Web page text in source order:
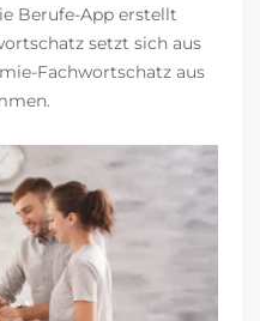
Berufe-App erstellt
setzt sich aus
Fachwortschatz aus